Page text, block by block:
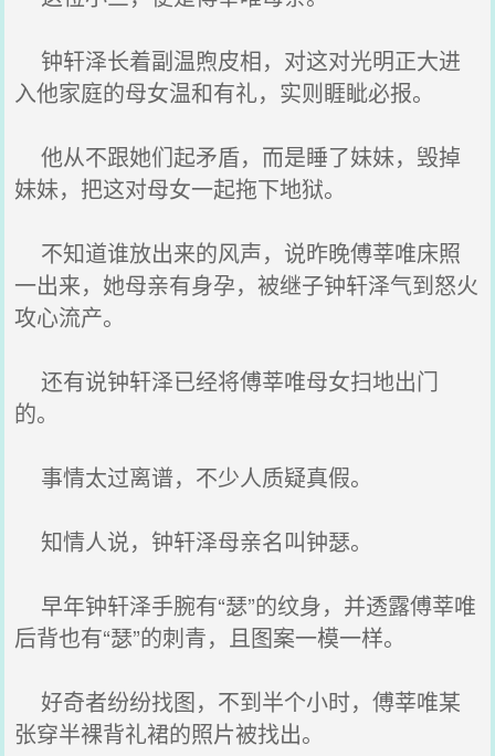
钟轩泽长着副温煦皮相，对这对光明正大进
入他家庭的母女温和有礼，实则睚眦必报。
他从不跟她们起矛盾，而是睡了妹妹，毁掉
妹妹，把这对母女一起拖下地狱。
不知道谁放出来的风声，说昨晚傅莘唯床照
一出来，她母亲有身孕，被继子钟轩泽气到怒火
攻心流产。
还有说钟轩泽已经将傅莘唯母女扫地出门
的。
事情太过离谱，不少人质疑真假。
知情人说，钟轩泽母亲名叫钟瑟。
早年钟轩泽手腕有“瑟”的纹身，并透露傅莘唯
后背也有“瑟”的刺青，且图案一模一样。
好奇者纷纷找图，不到半个小时，傅莘唯某
张穿半裸背礼裙的照片被找出。